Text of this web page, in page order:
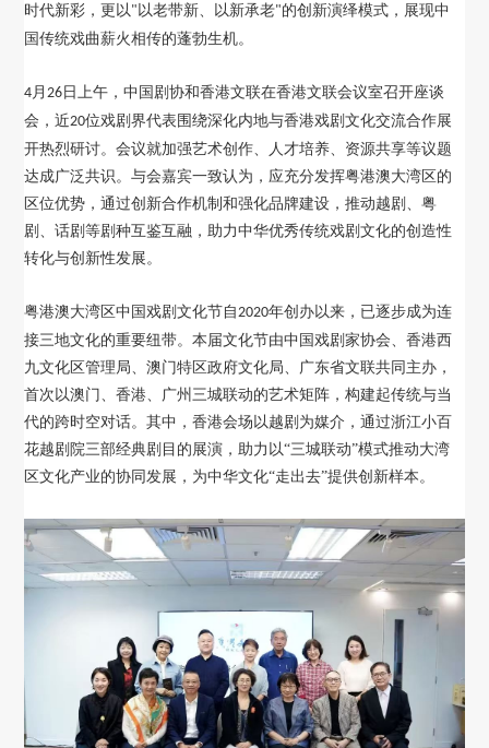
时代新彩，更以 " 以老带新、以新承老"的创新演绎模式，展现中
国传统戏曲薪火相传的蓬勃生机。
4 月 26日上午，中国剧协和香港文联在香港文联会议室召开座谈
会，近20位戏剧界代表围绕深化内地与香港戏剧文化交流合作展
开热烈研讨。会议就加强艺术创作、人才培养、资源共享等议题
达成广泛共识。与会嘉宾一致认为，应充分发挥粤港澳大湾区的
区位优势，通过创新合作机制和强化品牌建设，推动越剧、粤
剧、话剧等剧种互鉴互融，助力中华优秀传统戏剧文化的创造性
转化与创新性发展。
粤港澳大湾区中国戏剧文化节自2020年创办以来，已逐步成为连
接三地文化的重要纽带。本届文化节由中国戏剧家协会、香港西
九文化区管理局、澳门特区政府文化局、广东省文联共同主办，
首次以澳门、香港、广州三城联动的艺术矩阵，构建起传统与当
代的跨时空对话。其中，香港会场以越剧为媒介，通过浙江小百
花越剧院三部经典剧目的展演，助力以“三城联动”模式推动大湾
区文化产业的协同发展，为中华文化“走出去”提供创新样本。